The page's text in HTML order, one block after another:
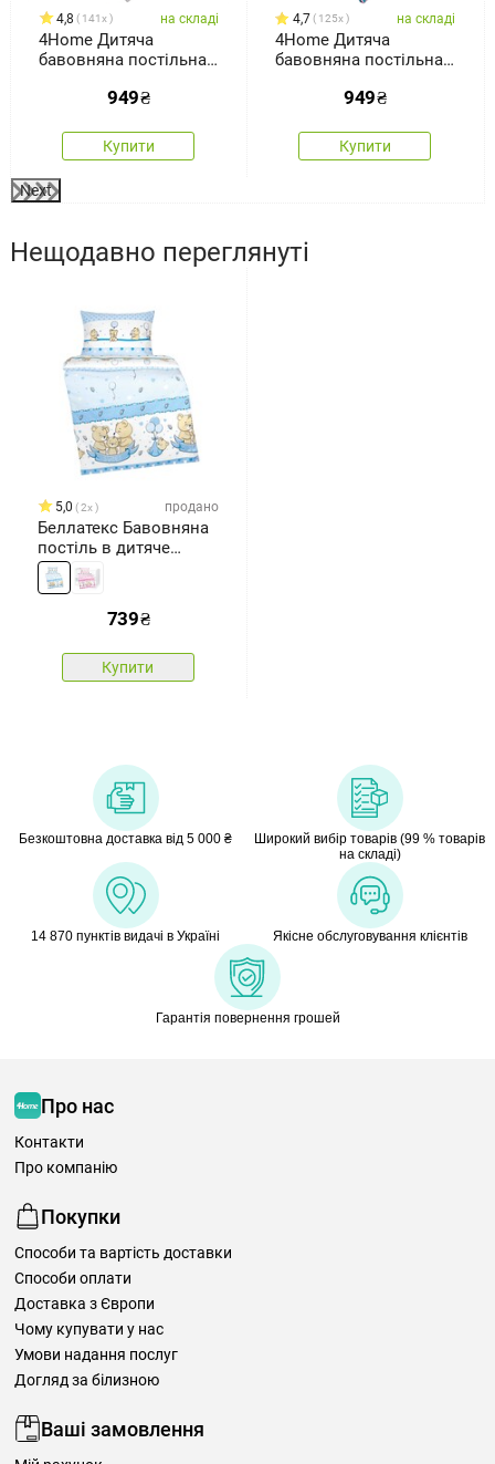
4,8 141x на складі
4Home Дитяча
бавовняна постільна
140 x 200 см, 70 x 90 см
949₴
Купити
4,7 125x на складі
4Home Дитяча
бавовняна постільна
200 см, 70 x 90 см
949₴
Купити
Next
Нещодавно переглянуті
5,0 2x продано
Беллатекс Бавовняна
постіль в дитяче
ліжечко Агата
Ведмедиця синя, 90 x
135 см, 45 x 60 см
739₴
Купити
Безкоштовна доставка від 5 000 ₴
Широкий вибір товарів (99 % товарів
на складі)
14 870 пунктів видачі в Україні Якісне обслуговування клієнтів
Гарантія повернення грошей
Про нас
Контакти
Про компанію
Покупки
Способи та вартість доставки
Способи оплати
Доставка з Європи
Чому купувати у нас
Умови надання послуг
Догляд за білизною
Ваші замовлення